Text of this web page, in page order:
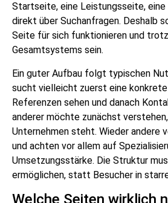
Startseite, eine Leistungsseite,
direkt über Suchanfragen. Deshalb
Seite für sich funktionieren und
Gesamtsystems sein.
Ein guter Aufbau folgt typischen
sucht vielleicht zuerst eine
Referenzen sehen und danach
anderer möchte zunächst
Unternehmen steht. Wieder andere
und achten vor allem auf
Umsetzungsstärke. Die Struktur
ermöglichen, statt Besucher in
Welche Seiten wirklich